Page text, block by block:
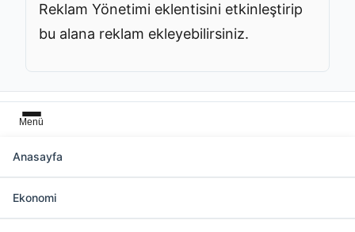
Reklam Yönetimi eklentisini etkinleştirip
bu alana reklam ekleyebilirsiniz.
Menü
Anasayfa
Ekonomi
Reklam Yönetimi eklentisini etkinleştirip bu